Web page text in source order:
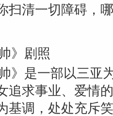
扫清一切障碍，
》剧照
》是一部以三亚
追求事业、爱情
基调，处处充斥